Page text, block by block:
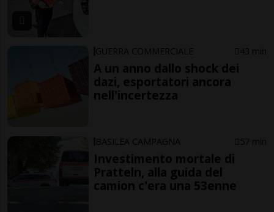
GUERRA COMMERCIALE 43 min
A un anno dallo shock dei
dazi, esportatori ancora
nell'incertezza
BASILEA CAMPAGNA 57 min
Investimento mortale di
Pratteln, alla guida del
camion c'era una 53enne